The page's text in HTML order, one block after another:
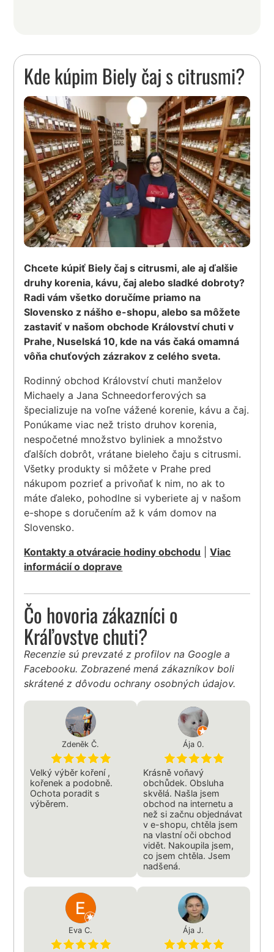
Kde kúpim Biely čaj s citrusmi?
Chcete kúpiť Biely čaj s citrusmi, ale aj ďalšie
druhy korenia, kávu, čaj alebo sladké dobroty?
Radi vám všetko doručíme priamo na
Slovensko z nášho e-shopu, alebo sa môžete
zastaviť v našom obchode Království chuti v
Prahe, Nuselská 10, kde na vás čaká omamná
vôňa chuťových zázrakov z celého sveta.
Rodinný obchod Království chuti manželov
Michaely a Jana Schneedorferových sa
špecializuje na voľne vážené korenie, kávu a čaj.
Ponúkame viac než tristo druhov korenia,
nespočetné množstvo byliniek a množstvo
ďalších dobrôt, vrátane bieleho čaju s citrusmi.
Všetky produkty si môžete v Prahe pred
nákupom pozrieť a privoňať k nim, no ak to
máte ďaleko, pohodlne si vyberiete aj v našom
e-shope s doručením až k vám domov na
Slovensko.
Kontakty a otváracie hodiny obchodu |Viac
informácií o doprave
Čo hovoria zákazníci o
Kráľovstve chuti?
Recenzie sú prevzaté z profilov na Google a
Facebooku. Zobrazené mená zákazníkov boli
skrátené z dôvodu ochrany osobných údajov.
Zdeněk Č.
Velký výběr koření ,
kořenek a podobně.
Ochota poradit s
výběrem.
Ája 0.
Krásně voňavý
obchůdek. Obsluha
skvělá. Našla jsem
obchod na internetu a
než si začnu objednávat
v e-shopu, chtěla jsem
na vlastní oči obchod
vidět. Nakoupila jsem,
co jsem chtěla. Jsem
nadšená.
Eva C. Ája J.